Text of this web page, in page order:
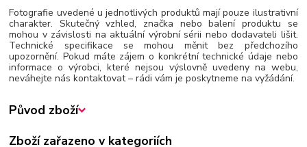
Fotografie uvedené u jednotlivých produktů mají pouze ilustrativní
charakter. Skutečný vzhled, značka nebo balení produktu se
mohou v závislosti na aktuální výrobní sérii nebo dodavateli lišit.
Technické specifikace se mohou měnit bez předchozího
upozornění. Pokud máte zájem o konkrétní technické údaje nebo
informace o výrobci, které nejsou výslovně uvedeny na webu,
neváhejte nás kontaktovat – rádi vám je poskytneme na vyžádání.
Původ zboží
Zboží zařazeno v kategoriích